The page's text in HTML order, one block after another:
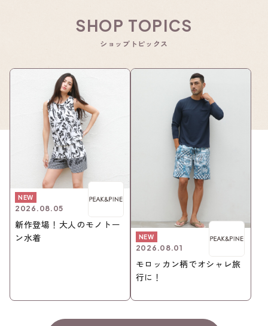
SHOP TOPICS
ショップトピックス
NEW
2026.08.05
新作登場！大人のモノトー
ン水着
NEW
2026.08.01
モロッカン柄でオシャレ旅
行に！